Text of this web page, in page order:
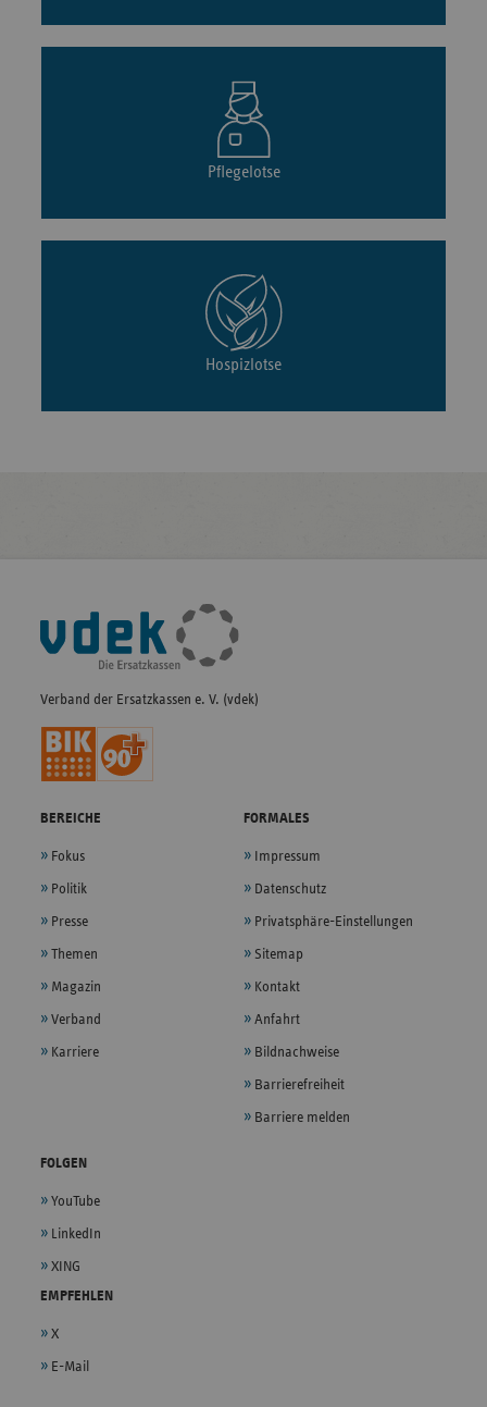
Pflegelotse
Hospizlotse
Fußleisten-
Navigation
Verband der Ersatzkassen e. V. (vdek)
BEREICHE
Fokus
Politik
Presse
Themen
Magazin
Verband
Karriere
FORMALES
Impressum
Datenschutz
Privatsphäre-Einstellungen
Sitemap
Kontakt
Anfahrt
Bildnachweise
Barrierefreiheit
Barriere melden
FOLGEN
YouTube
LinkedIn
XING
EMPFEHLEN
X
E-Mail